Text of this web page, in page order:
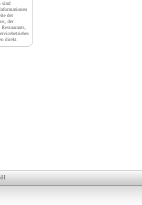
sind
der
der
direkt.